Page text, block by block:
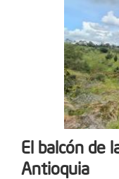
El balcón de
Antioquia